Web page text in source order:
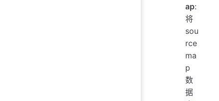
ap:
将
sou
rce
ma
p
数
据